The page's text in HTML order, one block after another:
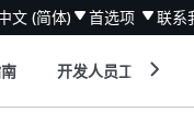
文 (简体) 首选项 联系
开发人员工具